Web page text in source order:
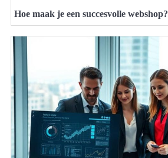
Hoe maak je een succesvolle webshop?